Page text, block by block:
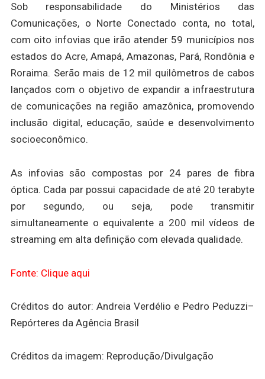
Sob responsabilidade do Ministérios das
Comunicações, o Norte Conectado conta, no total,
com oito infovias que irão atender 59 municípios nos
estados do Acre, Amapá, Amazonas, Pará, Rondônia e
Roraima. Serão mais de 12 mil quilômetros de cabos
lançados com o objetivo de expandir a infraestrutura
de comunicações na região amazônica, promovendo
inclusão digital, educação, saúde e desenvolvimento
socioeconômico.
As infovias são compostas por 24 pares de fibra
óptica. Cada par possui capacidade de até 20 terabyte
por segundo, ou seja, pode transmitir
simultaneamente o equivalente a 200 mil vídeos de
streaming em alta definição com elevada qualidade.
Fonte: Clique aqui
Créditos do autor: Andreia Verdélio e Pedro Peduzzi–
Repórteres da Agência Brasil
Créditos da imagem: Reprodução/Divulgação